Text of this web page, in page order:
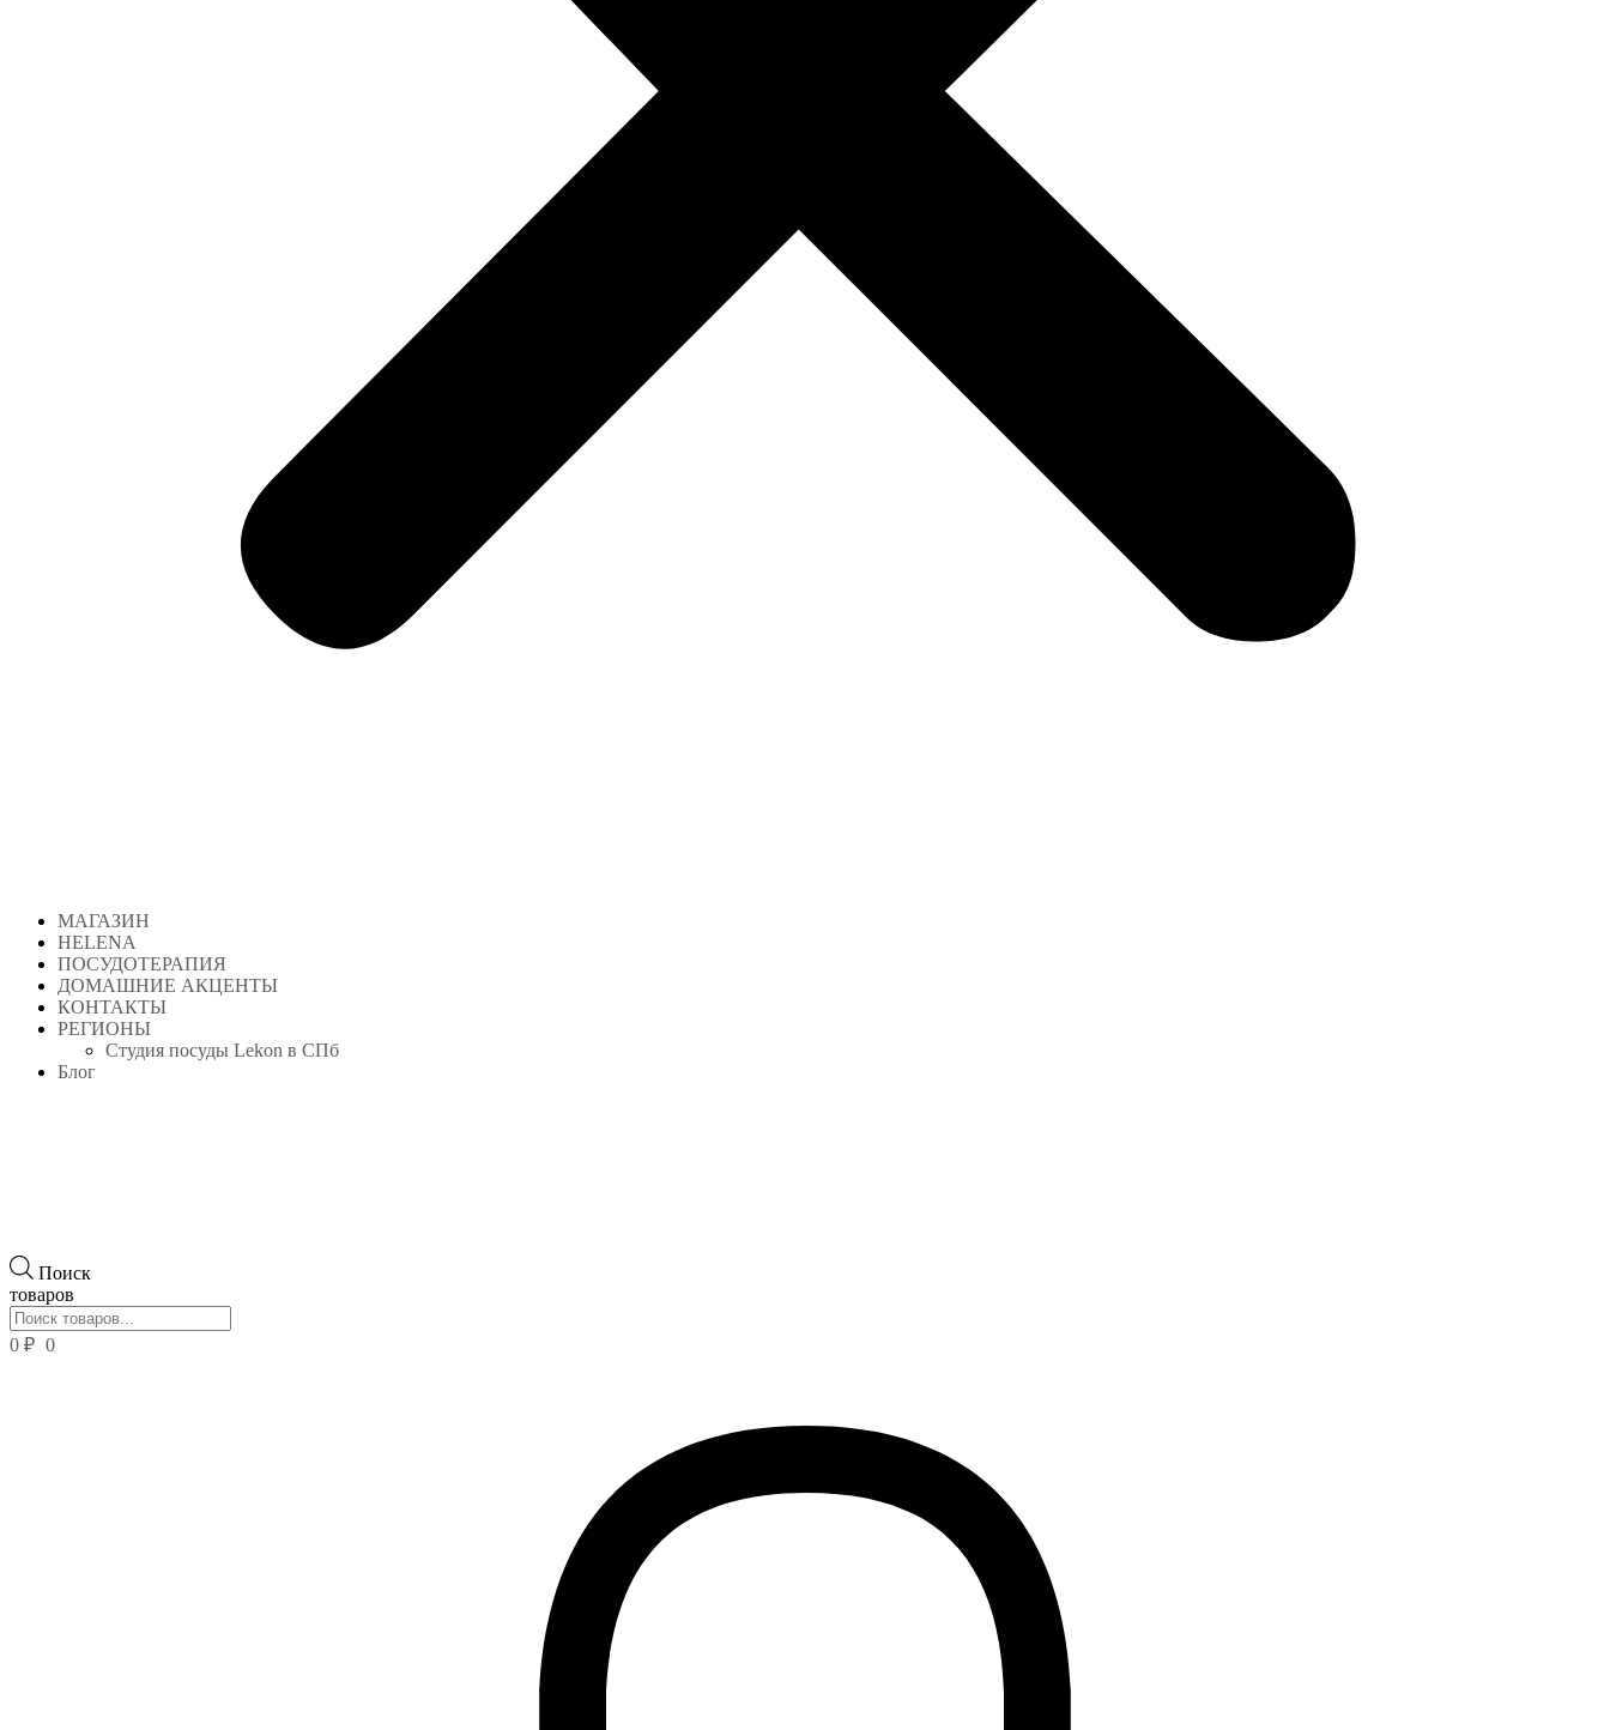
МАГАЗИН
HELENA
ПОСУДОТЕРАПИЯ
ДОМАШНИЕ АКЦЕНТЫ
КОНТАКТЫ
РЕГИОНЫ
Студия посуды Lekon в СПб
Блог
Поиск
товаров
0 ₽ 0